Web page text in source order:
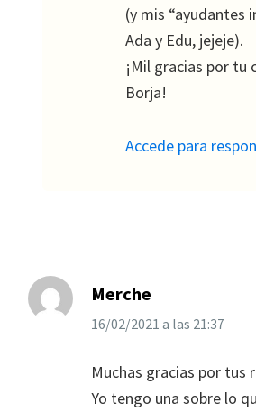
(y mis “ayudantes
Ada y Edu, jejeje).
¡Mil gracias por tu
Borja!
Accede para
Merche
16/02/2021 a las 21:37
Muchas gracias por tus
Yo tengo una sobre lo